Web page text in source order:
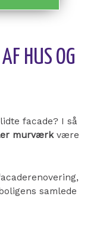
HUS OG
facade? I så
murværkvære
,
samlede